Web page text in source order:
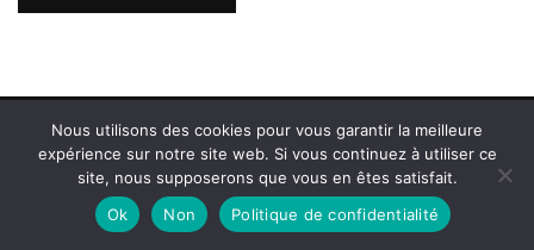
2026 Copyright Bienvenue sur PicsParadise.Blossom Diva |
Développé parBlossom Themes.Propulsé parWordPress.
Politique de confidentialité
Nous utilisons des cookies pour vous garantir la meilleure
expérience sur notre site web. Si vous continuez à utiliser ce
site, nous supposerons que vous en êtes satisfait.
Ok
Non Politique de confidentialité